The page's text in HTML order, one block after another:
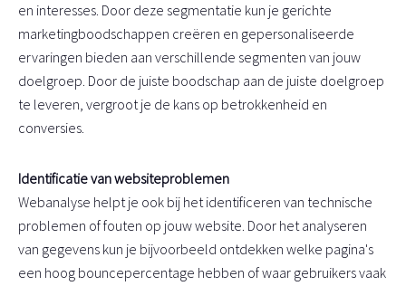
en interesses. Door deze segmentatie kun je gerichte
marketingboodschappen creëren en gepersonaliseerde
ervaringen bieden aan verschillende segmenten van jouw
doelgroep. Door de juiste boodschap aan de juiste doelgroep
te leveren, vergroot je de kans op betrokkenheid en
conversies.
Identificatie van websiteproblemen
Webanalyse helpt je ook bij het identificeren van technische
problemen of fouten op jouw website. Door het analyseren
van gegevens kun je bijvoorbeeld ontdekken welke pagina's
een hoog bouncepercentage hebben of waar gebruikers vaak